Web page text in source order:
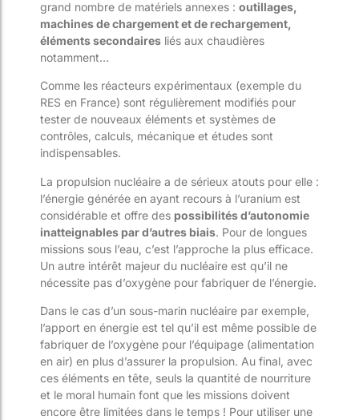
grand nombre de matériels annexes : outillages,
machines de chargement et de rechargement,
éléments secondaires liés aux chaudières
notamment…
Comme les réacteurs expérimentaux (exemple du
RES en France) sont régulièrement modifiés pour
tester de nouveaux éléments et systèmes de
contrôles, calculs, mécanique et études sont
indispensables.
La propulsion nucléaire a de sérieux atouts pour elle :
l’énergie générée en ayant recours à l’uranium est
considérable et offre des possibilités d’autonomie
inatteignables par d’autres biais. Pour de longues
missions sous l’eau, c’est l’approche la plus efficace.
Un autre intérêt majeur du nucléaire est qu’il ne
nécessite pas d’oxygène pour fabriquer de l’énergie.
Dans le cas d’un sous-marin nucléaire par exemple,
l’apport en énergie est tel qu’il est même possible de
fabriquer de l’oxygène pour l’équipage (alimentation
en air) en plus d’assurer la propulsion. Au final, avec
ces éléments en tête, seuls la quantité de nourriture
et le moral humain font que les missions doivent
encore être limitées dans le temps ! Pour utiliser une